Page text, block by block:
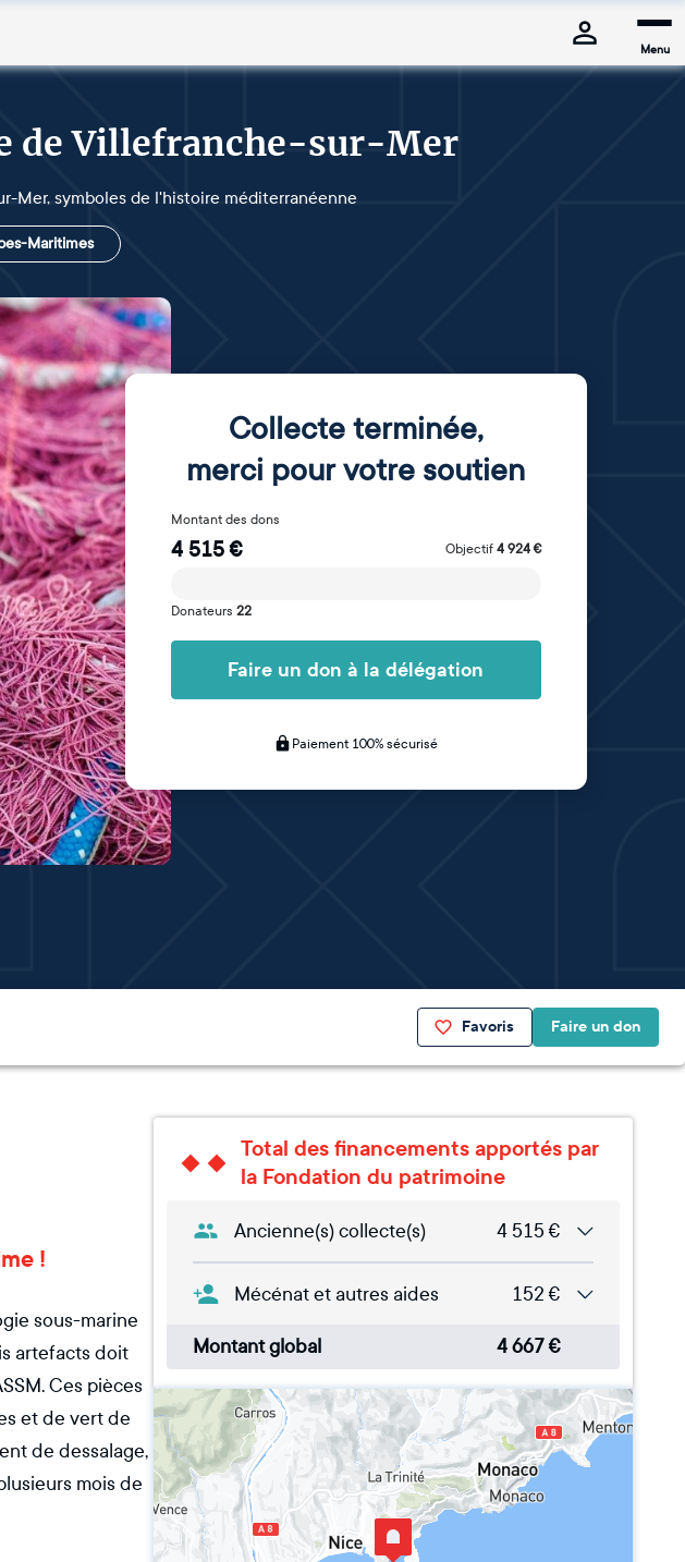
Menu
de Villefranche-sur-Mer
Mer, symboles de l'histoire méditerranéenne
Maritimes
Collecte terminée,
merci pour votre soutien
Montant des dons
4 515€ Objectif 4 924 €
Donateurs 22
Faire un don à la délégation
Paiement 100% sécurisé
Favoris Faire un don
!
sous-marine
artefacts doit
Ces pièces
et de vert de
de dessalage,
mois de
Total des financements apportés par
la Fondation du patrimoine
Ancienne(s) collecte(s) 4 515 €
Mécénat et autres aides 152 €
Montant global 4 667€